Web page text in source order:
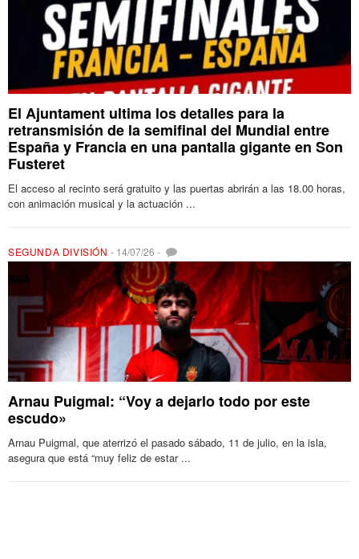
El Ajuntament ultima los detalles para la
retransmisión de la semifinal del Mundial entre
España y Francia en una pantalla gigante en Son
Fusteret
El acceso al recinto será gratuito y las puertas abrirán a las 18.00 horas,
con animación musical y la actuación ...
SEGUNDA DIVISIÓN - 14/07/26 -
Arnau Puigmal: “Voy a dejarlo todo por este
escudo»
Arnau Puigmal, que aterrizó el pasado sábado, 11 de julio, en la isla,
asegura que está “muy feliz de estar ...